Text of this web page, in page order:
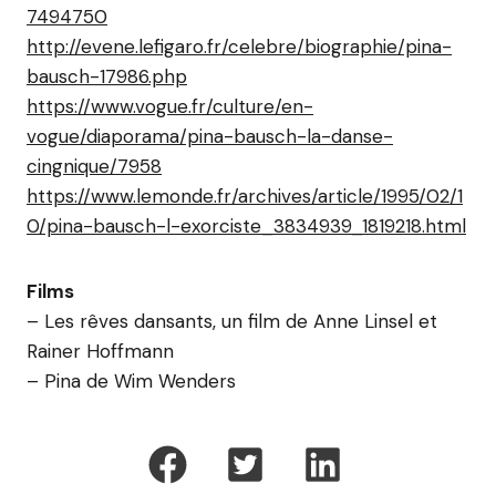
7494750
http://evene.lefigaro.fr/celebre/biographie/pina-
bausch-17986.php
https://www.vogue.fr/culture/en-
vogue/diaporama/pina-bausch-la-danse-
cingnique/7958
https://www.lemonde.fr/archives/article/1995/02/1
0/pina-bausch-l-exorciste_3834939_1819218.html
Films
– Les rêves dansants, un film de Anne Linsel et
Rainer Hoffmann
– Pina de Wim Wenders